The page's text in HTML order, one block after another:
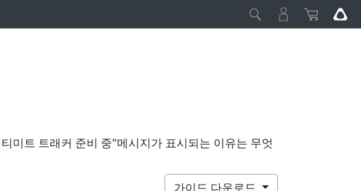
미트 트래커 준비 중"메시지가 표시되는 이유는 무엇
가이드 다운로드